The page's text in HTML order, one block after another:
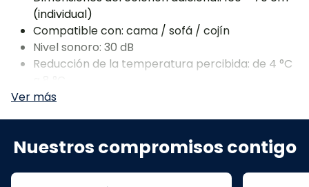
(individual)
Compatible con: cama / sofá / cojín
Nivel sonoro: 30 dB
Reducción de la temperatura percibida: de 4 °C
Capacidad del depósito: 1,5 L
Función: Programación (temporizador)
Tiempo de funcionamiento programable: de 1 a
Nuestros compromisos contigo